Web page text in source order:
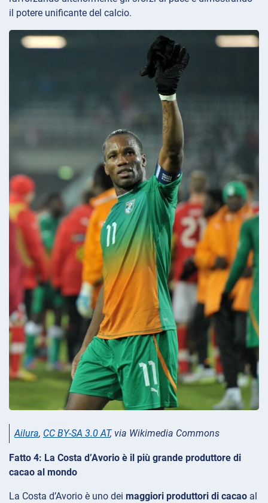
il potere unificante del calcio.
Ailura, CC BY-SA 3.0 AT, via Wikimedia Commons
Fatto 4: La Costa d’Avorio è il più grande produttore di
cacao al mondo
La Costa d’Avorio è uno dei maggiori produttori di cacao al